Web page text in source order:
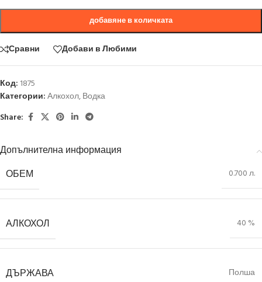
добавяне в количката
Сравни Добави в Любими
Код: 1875
Категории:Алкохол,Водка
Share:
Допълнителна информация
ОБЕМ 0.700 л.
АЛКОХОЛ 40 %
ДЪРЖАВА Полша